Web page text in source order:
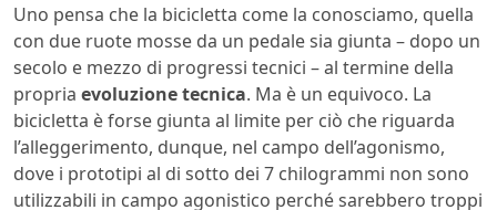
Uno pensa che la bicicletta come la conosciamo, quella
con due ruote mosse da un pedale sia giunta – dopo un
secolo e mezzo di progressi tecnici – al termine della
propria evoluzione tecnica. Ma è un equivoco. La
bicicletta è forse giunta al limite per ciò che riguarda
l’alleggerimento, dunque, nel campo dell’agonismo,
dove i prototipi al di sotto dei 7 chilogrammi non sono
utilizzabili in campo agonistico perché sarebbero troppi